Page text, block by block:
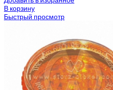
В корзину
Быстрый просмотр